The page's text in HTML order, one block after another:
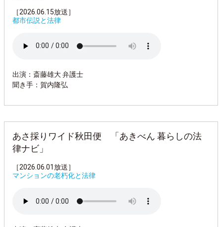
［2026.06.15放送］
都市伝説と法律
出演：斎藤雄大 弁護士
聞き手：賀内隆弘
あさ採りワイド秋田便 「あきべん 暮らしの法
律ナビ」
［2026.06.01放送］
マンションの老朽化と法律